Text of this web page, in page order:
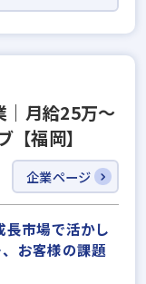
｜月給25万～
福岡】
企業ページ
長市場で活かし
お客様の課題